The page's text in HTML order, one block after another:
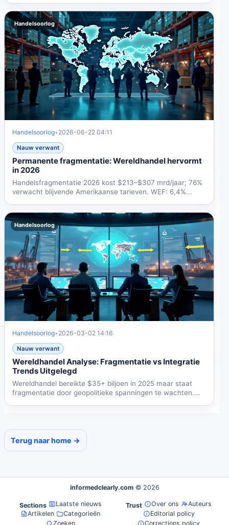
Handelsoorlog
Handelsoorlog• 2026-06-22 04:11
Nauw verwant
Permanente fragmentatie: Wereldhandel hervormt
in 2026
Handelsfragmentatie 2026 kost $213–$307 mrd/jaar; 76%
verwacht blijvende Amerikaanse tarieven. WEF: 6,4%...
Handelsoorlog
Handelsoorlog• 2026-03-02 14:16
Nauw verwant
Wereldhandel Analyse: Fragmentatie vs Integratie
Trends Uitgelegd
Wereldhandel bereikte $35+ biljoen in 2025 maar staat
fragmentatie door geopolitieke spanningen te wachten.
Terug naar home →
informedclearly.com © 2026
Sections
Laatste nieuws
Artikelen
Categorieën
Zoeken
Trust Over ons
Auteurs
Editorial policy
Corrections policy